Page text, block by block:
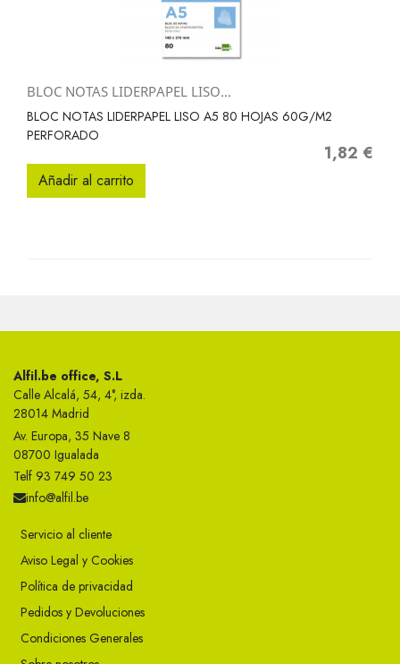
BLOC NOTAS LIDERPAPEL LISO...
BLOC NOTAS LIDERPAPEL LISO A5 80 HOJAS 60G/M2
PERFORADO
Precio
1,82 €
Añadir al carrito
Alfil.be office, S.L
Calle Alcalá, 54, 4°, izda.
28014 Madrid
Av. Europa, 35 Nave 8
08700 Igualada
Telf 93 749 50 23
info@alfil.be
Servicio al cliente
Aviso Legal y Cookies
Política de privacidad
Pedidos y Devoluciones
Condiciones Generales